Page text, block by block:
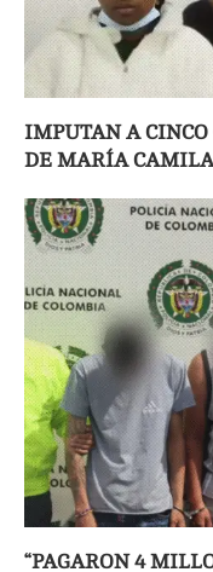
IMPUTAN A CINCO
DE MARÍA
“PAGARON 4